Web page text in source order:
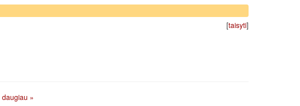
[taisyti]
daugiau »